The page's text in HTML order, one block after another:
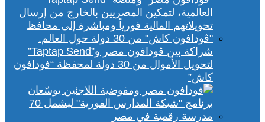
شراكة بين ڤودافون مصر و”Taptap Send”
لتحويل الأموال من 30 دولة لمحفظة “فودافون
كاش”